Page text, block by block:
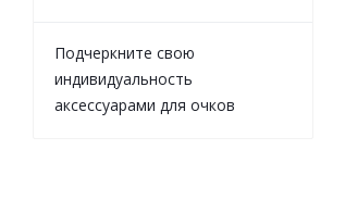
Подчеркните свою
индивидуальность
аксессуарами для очков